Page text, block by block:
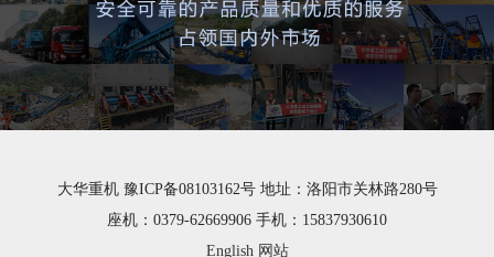
大华重机 豫ICP备08103162号 地址：洛阳市关林路280号
座机：0379-62669906 手机：15837930610
English 网站